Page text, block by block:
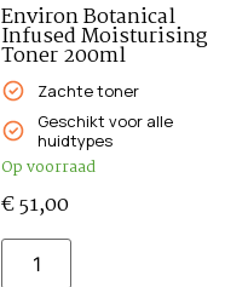
Environ Botanical
Infused Moisturising
Toner 200ml
Zachte toner
Geschikt voor alle
huidtypes
Op voorraad
€51,00